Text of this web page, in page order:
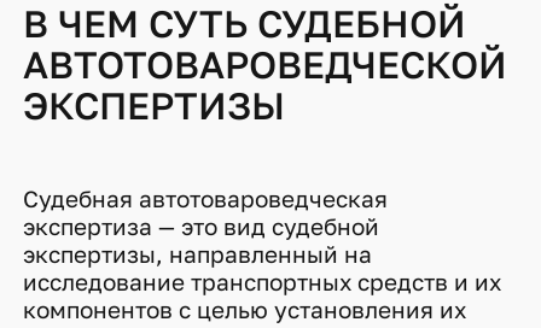
В ЧЕМ СУТЬ СУДЕБНОЙ
АВТОТОВАРОВЕДЧЕСКОЙ
ЭКСПЕРТИЗЫ
Судебная автотовароведческая
экспертиза — это вид судебной
экспертизы, направленный на
исследование транспортных средств и их
компонентов с целью установления их